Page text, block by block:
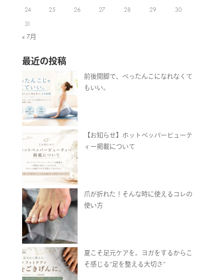
24
25 26 27 28 29
30
31
« 7月
最近の投稿
前後開脚で、ぺったんこになれなくて
もいい。
【お知らせ】ホットペッパービューテ
ィー掲載について
爪が折れた！そんな時に使えるコレの
使い方
夏こそ足元ケアを。ヨガをするからこ
そ感じる“足を整える大切さ”